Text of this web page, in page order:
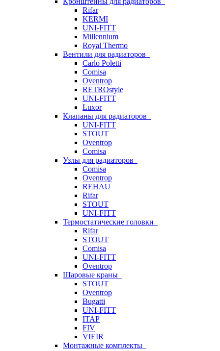
Rifar
KERMI
UNI-FITT
Millennium
Royal Thermo
Вентили для радиаторов
Carlo Poletti
Comisa
Oventrop
RETROstyle
UNI-FITT
Luxor
Клапаны для радиаторов
UNI-FITT
STOUT
Oventrop
Comisa
Узлы для радиаторов
Comisa
Oventrop
REHAU
Rifar
STOUT
UNI-FITT
Термостатические головки
Rifar
STOUT
Comisa
UNI-FITT
Oventrop
Шаровые краны
STOUT
Oventrop
Bugatti
UNI-FITT
ITAP
FIV
VIEIR
Монтажные комплекты